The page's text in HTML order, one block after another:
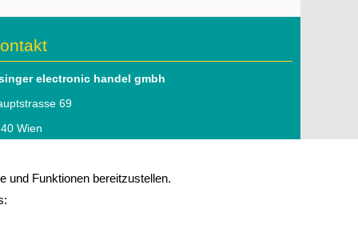
und Funktionen bereitzustellen.
electronic handel gmbh
69
Wien
office@elsinger.at
Sie uns auf